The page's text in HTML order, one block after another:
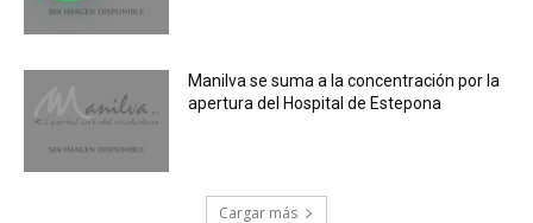
Manilva se suma a la concentración por la
apertura del Hospital de Estepona
Cargar más